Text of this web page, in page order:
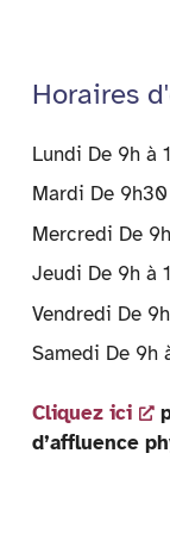
Horaires
Lundi De 9h à
Mardi De
Mercredi De
Jeudi De 9h à
Vendredi De
Samedi De 9h
Cliquez ici
d’affluence